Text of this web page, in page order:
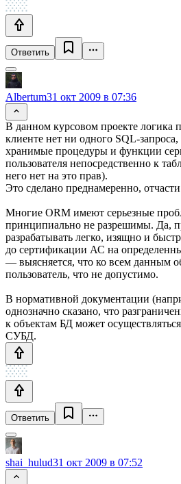
Ответить
Albertum31 окт 2009 в 07:36
В данном курсовом проекте логика
клиенте нет ни одного SQL-
хранимые процедуры и функции
пользователя непосредственно к
него нет на это прав).
Это сделано преднамеренно,
Многие ORM имеют серьезные
принципиально не разрешимы. Да,
разрабатывать легко, изящно и
до сертификации АС на
— выясняется, что ко всем данным
пользователь, что не допустимо.
В нормативной документации
однозначно сказано, что
к объектам БД может осуществляться
СУБД.
Ответить
shai_hulud31 окт 2009 в 07:52